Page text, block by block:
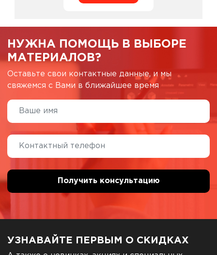
НУЖНА ПОМОЩЬ В ВЫБОРЕ
МАТЕРИАЛОВ?
Оставьте свои контактные данные, и мы
свяжемся с Вами в ближайшее время
УЗНАВАЙТЕ ПЕРВЫМ О СКИДКАХ